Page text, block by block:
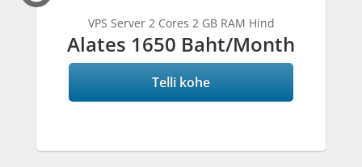
VPS Server 2 Cores 2 GB RAM Hind
Alates 1650 Baht/Month
Telli kohe